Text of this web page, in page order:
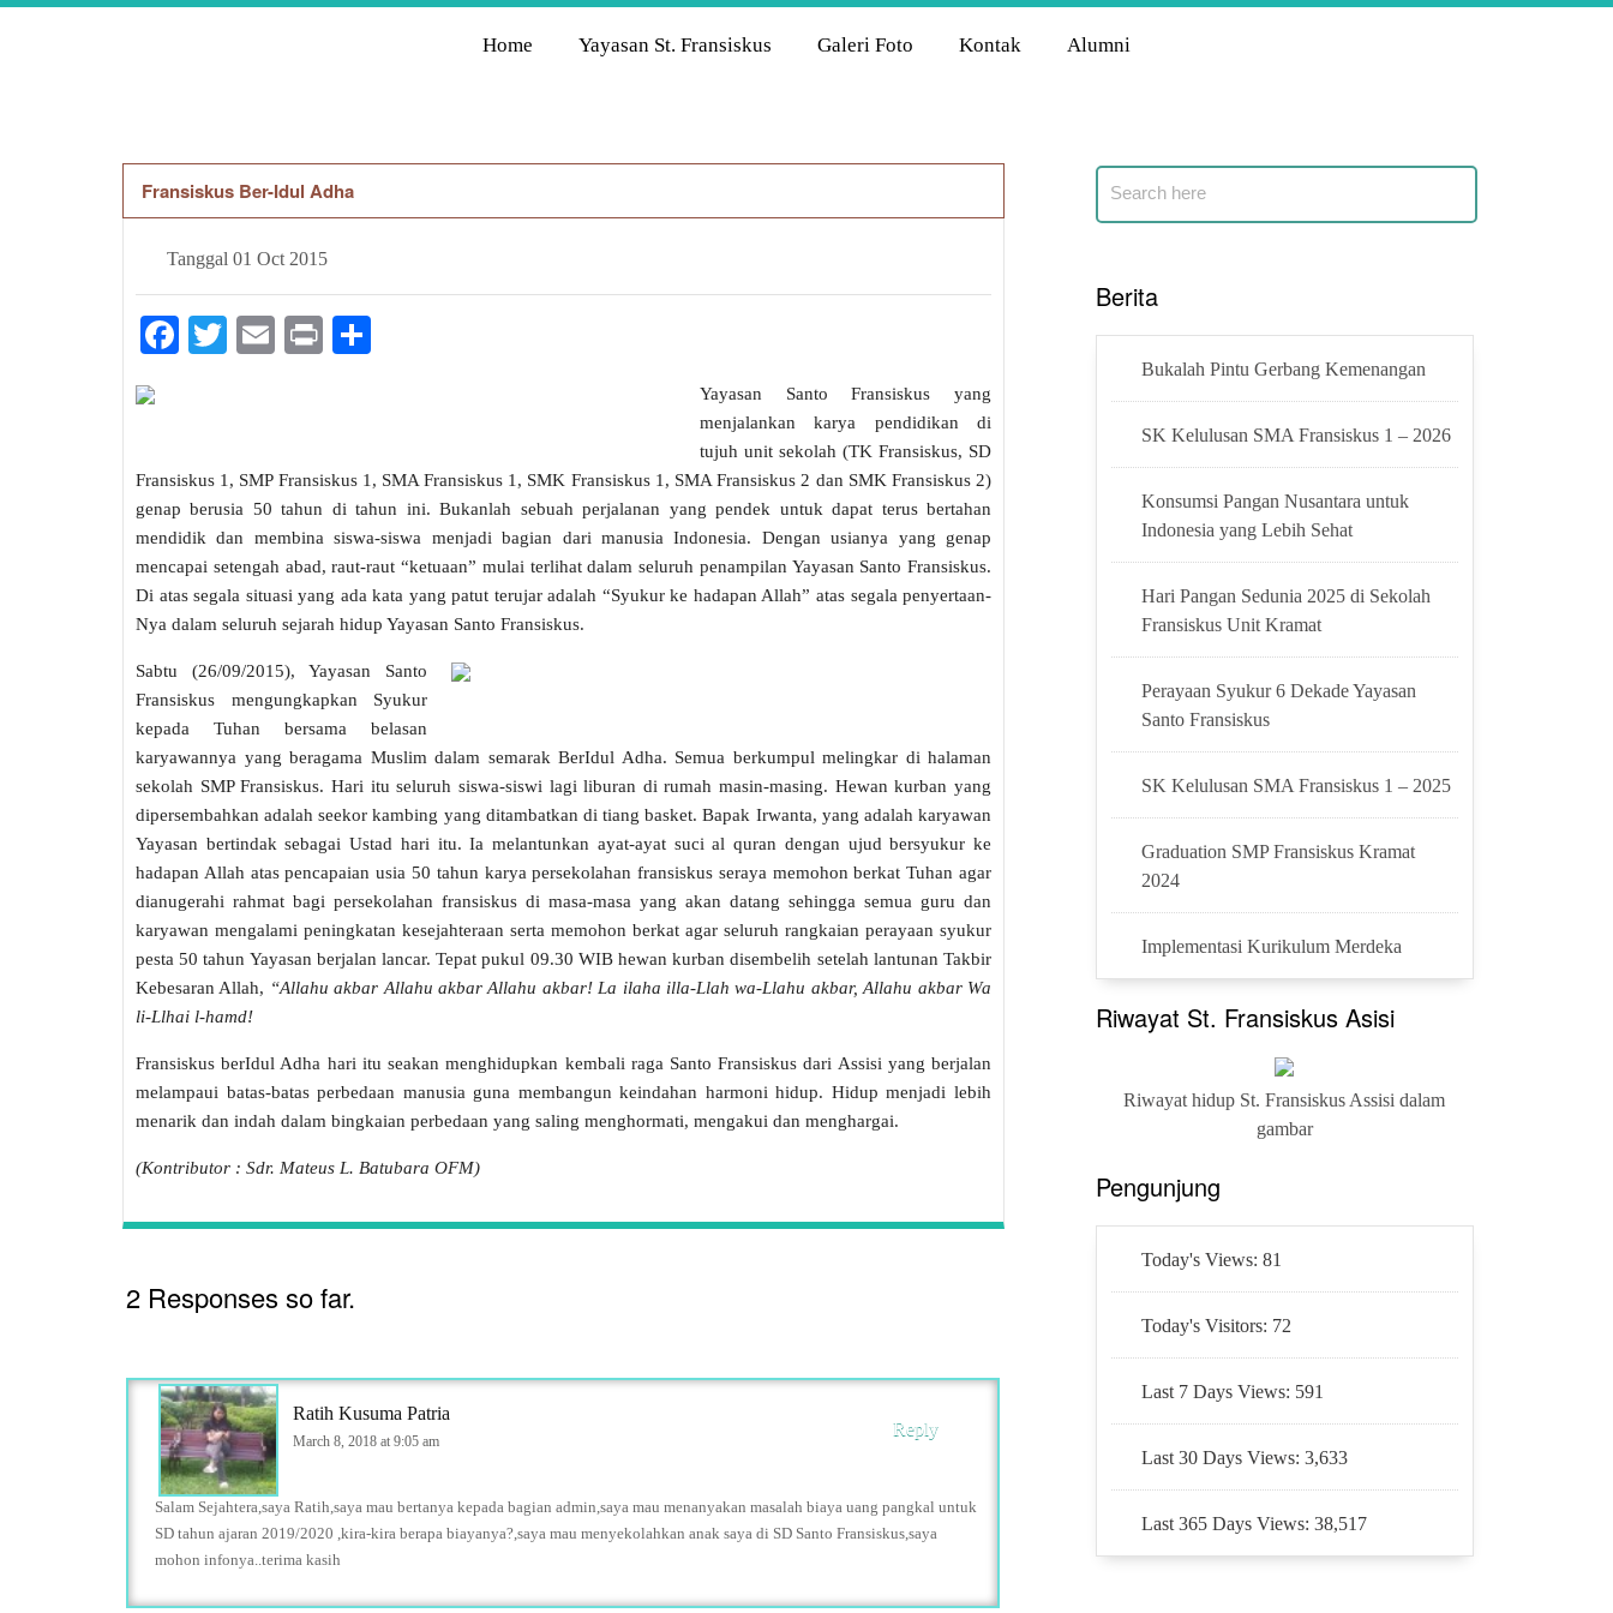
Home Yayasan St. Fransiskus Galeri Foto Kontak Alumni
Fransiskus Ber-Idul Adha
Tanggal 01 Oct 2015
Facebook
TwitterEmail
Print
Yayasan Santo Fransiskus yang
menjalankan karya pendidikan di
tujuh unit sekolah (TK Fransiskus, SD
Fransiskus 1, SMP Fransiskus 1, SMA Fransiskus 1, SMK Fransiskus 1, SMA Fransiskus 2 dan SMK Fransiskus 2)
genap berusia 50 tahun di tahun ini. Bukanlah sebuah perjalanan yang pendek untuk dapat terus bertahan
mendidik dan membina siswa-siswa menjadi bagian dari manusia Indonesia. Dengan usianya yang genap
mencapai setengah abad, raut-raut “ketuaan” mulai terlihat dalam seluruh penampilan Yayasan Santo Fransiskus.
Di atas segala situasi yang ada kata yang patut terujar adalah “Syukur ke hadapan Allah” atas segala penyertaan-
Nya dalam seluruh sejarah hidup Yayasan Santo Fransiskus.
Sabtu (26/09/2015), Yayasan Santo
Fransiskus mengungkapkan Syukur
kepada Tuhan bersama belasan
karyawannya yang beragama Muslim dalam semarak BerIdul Adha. Semua berkumpul melingkar di halaman
sekolah SMP Fransiskus. Hari itu seluruh siswa-siswi lagi liburan di rumah masin-masing. Hewan kurban yang
dipersembahkan adalah seekor kambing yang ditambatkan di tiang basket. Bapak Irwanta, yang adalah karyawan
Yayasan bertindak sebagai Ustad hari itu. Ia melantunkan ayat-ayat suci al quran dengan ujud bersyukur ke
hadapan Allah atas pencapaian usia 50 tahun karya persekolahan fransiskus seraya memohon berkat Tuhan agar
dianugerahi rahmat bagi persekolahan fransiskus di masa-masa yang akan datang sehingga semua guru dan
karyawan mengalami peningkatan kesejahteraan serta memohon berkat agar seluruh rangkaian perayaan syukur
pesta 50 tahun Yayasan berjalan lancar. Tepat pukul 09.30 WIB hewan kurban disembelih setelah lantunan Takbir
Kebesaran Allah, “Allahu akbar Allahu akbar Allahu akbar! La ilaha illa-Llah wa-Llahu akbar, Allahu akbar Wa
li-Llhai l-hamd!
Fransiskus berIdul Adha hari itu seakan menghidupkan kembali raga Santo Fransiskus dari Assisi yang berjalan
melampaui batas-batas perbedaan manusia guna membangun keindahan harmoni hidup. Hidup menjadi lebih
menarik dan indah dalam bingkaian perbedaan yang saling menghormati, mengakui dan menghargai.
(Kontributor : Sdr. Mateus L. Batubara OFM)
2 Responses so far.
Ratih Kusuma Patria
March 8, 2018 at 9:05 am
Salam Sejahtera,saya Ratih,saya mau bertanya kepada bagian admin,saya mau menanyakan masalah biaya uang pangkal untuk
SD tahun ajaran 2019/2020 ,kira-kira berapa biayanya?,saya mau menyekolahkan anak saya di SD Santo Fransiskus,saya
mohon infonya..terima kasih
Reply
Berita
Bukalah Pintu Gerbang Kemenangan
SK Kelulusan SMA Fransiskus 1 – 2026
Konsumsi Pangan Nusantara untuk
Indonesia yang Lebih Sehat
Hari Pangan Sedunia 2025 di Sekolah
Fransiskus Unit Kramat
Perayaan Syukur 6 Dekade Yayasan
Santo Fransiskus
SK Kelulusan SMA Fransiskus 1 – 2025
Graduation SMP Fransiskus Kramat
2024
Implementasi Kurikulum Merdeka
Riwayat St. Fransiskus Asisi
Riwayat hidup St. Fransiskus Assisi dalam
gambar
Pengunjung
Today's Views:81
Today's Visitors: 72
Last 7 Days Views: 591
Last 30 Days Views:3,633
Last 365 Days Views:38,517